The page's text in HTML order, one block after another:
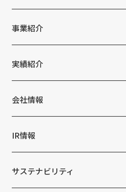
トップメッセージ
私たちの未来ビジョン2046
事業紹介
対応領域
提供サービス・ソリューション一覧
実績紹介
商業空間
パブリック空間
ビジネス空間
文化空間
会社情報
会社概要
拠点・グループ会社
オフィス紹介
IR情報
株主・投資家の皆さまへ
サステナビリティ